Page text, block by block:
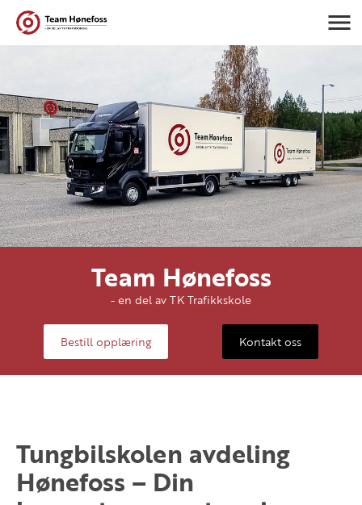
Team Hønefoss
- en del av TK Trafikkskole
Bestill opplæring Kontakt oss
Tungbilskolen avdeling
Hønefoss – Din